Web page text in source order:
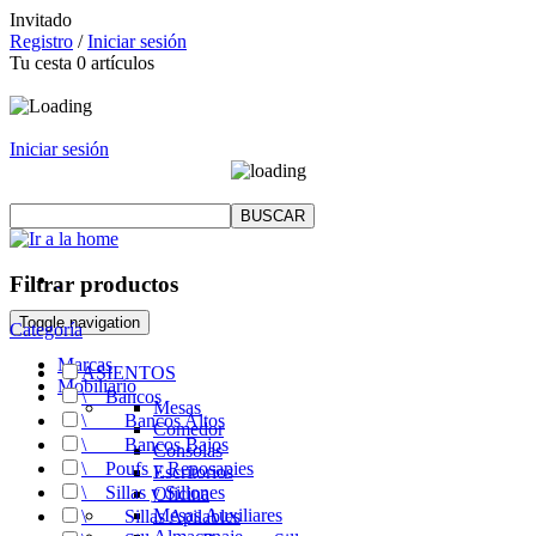
Invitado
Registro /Iniciar sesión
Tu cesta 0 artículos
Iniciar sesión
Toggle navigation
Marcas
Mobiliario
Mesas
Comedor
Consolas
Escritorios
Oficina
Mesas Auxiliares
Filtrar productos
Categoría
ASIENTOS
\__Bancos
\__
Bancos Altos
\__
Bancos Bajos
\__ Poufs y Reposapies
\__ Sillas y Sillones
\__
Sillas Apilables